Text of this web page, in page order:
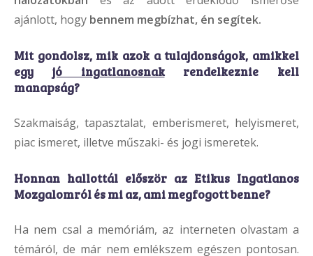
ajánlott, hogy bennem megbízhat, én segítek.
Mit gondolsz, mik azok a tulajdonságok, amikkel
egy jó ingatlanosnakrendelkeznie kell
manapság?
Szakmaiság, tapasztalat, emberismeret, helyismeret,
piac ismeret, illetve műszaki- és jogi ismeretek.
Honnan hallottál először az Etikus Ingatlanos
Mozgalomról és mi az, ami megfogott benne?
Ha nem csal a memóriám, az interneten olvastam a
témáról, de már nem emlékszem egészen pontosan.